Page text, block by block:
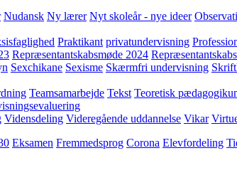
Nudansk Ny lærer Nyt skoleår - nye ideer
Praktikant privatundervisning
Repræsentantskabsmøde 2024
Sexchikane Sexisme Skærmfri undervisning
Teamsamarbejde Tekst Teoretisk
Vidensdeling Videregående uddannelse Vikar
Eksamen Fremmedsprog Corona Elevfordeling